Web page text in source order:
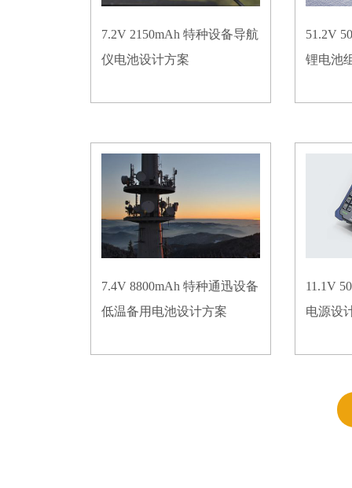
7.2V 2150mAh 特种设备导航
仪电池设计方案
51.2V
锂电池
7.4V 8800mAh 特种通迅设备
低温备用电池设计方案
11.1V
电源设